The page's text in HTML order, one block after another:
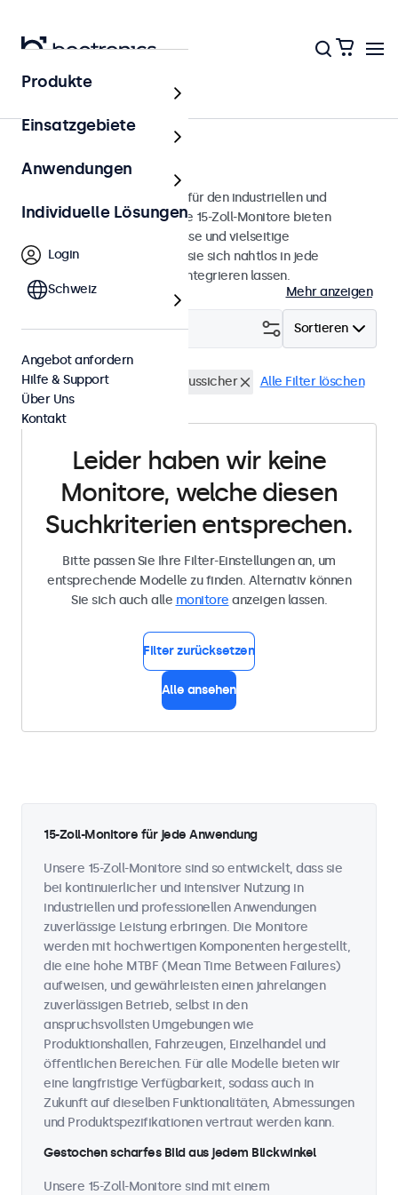
Monitore
15 Zoll Monitore
15-Zoll-Monitore, entwickelt für den industriellen und
professionellen Einsatz. Diese 15-Zoll-Monitore bieten
verschiedene Videoanschlüsse und vielseitige
Montageoptionen, wodurch sie sich nahtlos in jede
Anwendung und Umgebung integrieren lassen.
Mehr anzeigen
Sortieren
Filtern (0)
15 Zoll Monitore Vandalismussicher Alle Filter löschen
Leider haben wir keine
Monitore, welche diesen
Suchkriterien entsprechen.
Bitte passen Sie Ihre Filter-Einstellungen an, um
entsprechende Modelle zu finden. Alternativ können
Sie sich auch alle monitore anzeigen lassen.
Filter zurücksetzen
Alle ansehen
15-Zoll-Monitore für jede Anwendung
Unsere 15-Zoll-Monitore sind so entwickelt, dass sie
bei kontinuierlicher und intensiver Nutzung in
industriellen und professionellen Anwendungen
zuverlässige Leistung erbringen. Die Monitore
werden mit hochwertigen Komponenten hergestellt,
die eine hohe MTBF (Mean Time Between Failures)
aufweisen, und gewährleisten einen jahrelangen
zuverlässigen Betrieb, selbst in den
anspruchsvollsten Umgebungen wie
Produktionshallen, Fahrzeugen, Einzelhandel und
öffentlichen Bereichen. Für alle Modelle bieten wir
eine langfristige Verfügbarkeit, sodass auch in
Zukunft auf dieselben Funktionalitäten, Abmessungen
und Produktspezifikationen vertraut werden kann.
Gestochen scharfes Bild aus jedem Blickwinkel
Unsere 15-Zoll-Monitore sind mit einem
Produkte
Einsatzgebiete
Anwendungen
Individuelle Lösungen
Login
Schweiz
Angebot anfordern
Hilfe & Support
Über Uns
Kontakt